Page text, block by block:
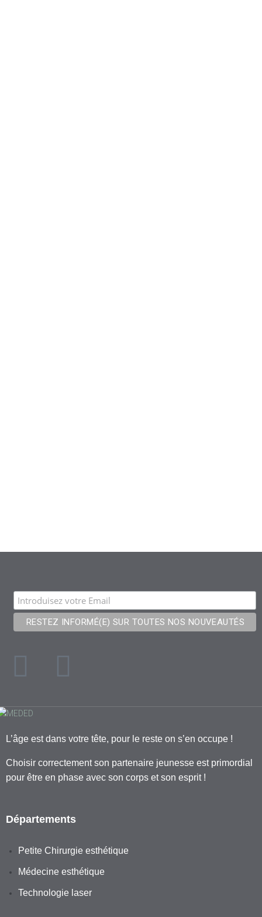
L’âge est dans votre tête, pour le reste on s’en occupe !
Choisir correctement son partenaire jeunesse est primordial
pour être en phase avec son corps et son esprit !
Départements
Petite Chirurgie esthétique
Médecine esthétique
Technologie laser